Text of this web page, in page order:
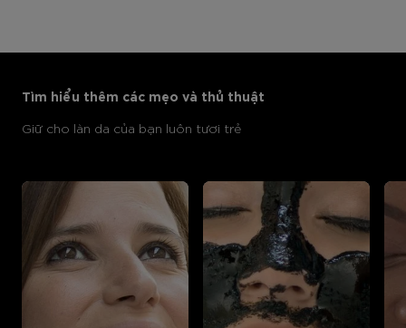
Tìm hiểu thêm các mẹo và thủ thuật
Giữ cho làn da của bạn luôn tươi trẻ